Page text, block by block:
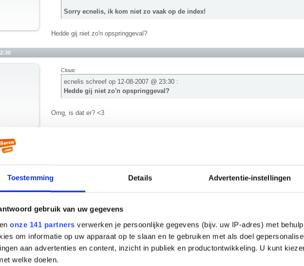
Toestemming Details Advertentie-instellingen
gebruik van uw gegevens
onze 141 partners verwerken je persoonlijke gegevens (bijv. uw IP-adres) met
om informatie op uw apparaat op te slaan en te gebruiken met als doel
aan advertenties en content, inzicht in publiek en productontwikkeling. U kunt
welke doelen.
Sorry ecnelis, ik kom niet zo vaak op de index!
Hedde gij niet zo'n opspringgeval?
Citaat:
ecnelis schreef op 12-08-2007 @ 23:30 :
Hedde gij niet zo'n opspringgeval?
Omg, is dat er? <3
12-08-2007 @ 23:29
Oh god TRA.. het met elkaar eens zijn, dezelfde opmerking maken.. 't gaat
Bergafwaarts?
We denderen zo de Marianentrog in, het diepste punt ligt daar op -11.035m.
__________________
"#25 maart 2005: Quiana is op De Kantine vervangen door PV"